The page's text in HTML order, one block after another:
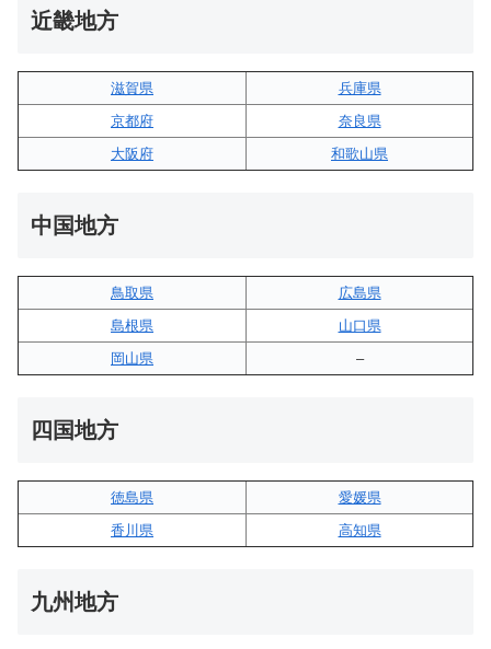
近畿地方
滋賀県
兵庫県
京都府
奈良県
大阪府
和歌山県
中国地方
鳥取県
広島県
島根県
山口県
岡山県
–
四国地方
徳島県
愛媛県
香川県
高知県
九州地方